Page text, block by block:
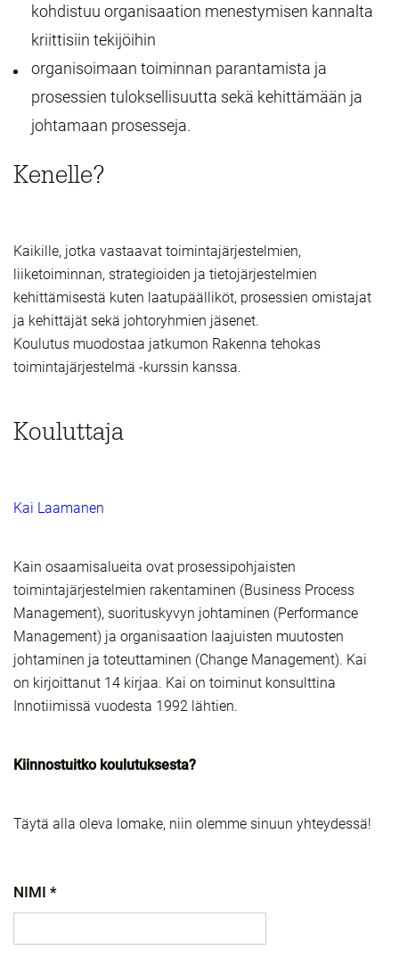
kohdistuu organisaation menestymisen kannalta
kriittisiin tekijöihin
organisoimaan toiminnan parantamista ja
prosessien tuloksellisuutta sekä kehittämään ja
johtamaan prosesseja.
Kenelle?
Kaikille, jotka vastaavat toimintajärjestelmien,
liiketoiminnan, strategioiden ja tietojärjestelmien
kehittämisestä kuten laatupäälliköt, prosessien omistajat
ja kehittäjät sekä johtoryhmien jäsenet.
Koulutus muodostaa jatkumon Rakenna tehokas
toimintajärjestelmä -kurssin kanssa.
Kouluttaja
Kai Laamanen
Kain osaamisalueita ovat prosessipohjaisten
toimintajärjestelmien rakentaminen (Business Process
Management), suorituskyvyn johtaminen (Performance
Management) ja organisaation laajuisten muutosten
johtaminen ja toteuttaminen (Change Management). Kai
on kirjoittanut 14 kirjaa. Kai on toiminut konsulttina
Innotiimissä vuodesta 1992 lähtien.
Kiinnostuitko koulutuksesta?
Täytä alla oleva lomake, niin olemme sinuun yhteydessä!
NIMI *